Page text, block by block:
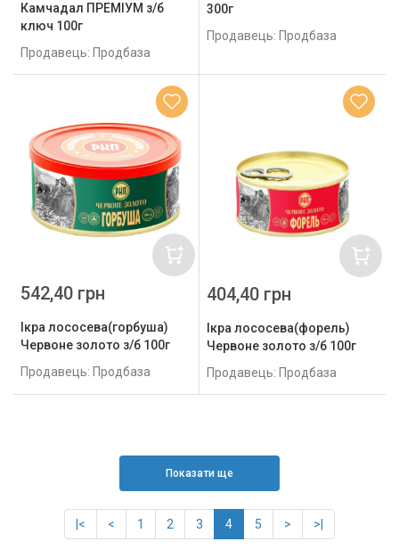
Камчадал ПРЕМІУМ з/б
ключ 100г
Продавець: Продбаза
300г
Продавець: Продбаза
Ікра лососева(горбуша)
Червоне золото з/б 100г
Продавець: Продбаза
542,40 грн
Ікра лососева(форель)
Червоне золото з/б 100г
Продавець: Продбаза
404,40 грн
Показати ще
|< < 1 2 3 4 5 > >|